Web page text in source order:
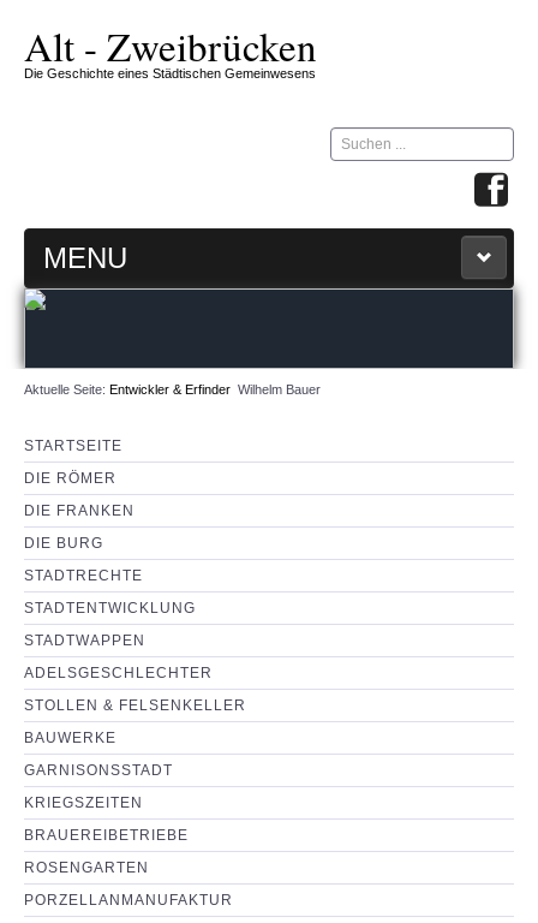
Alt - Zweibrücken
Die Geschichte eines Städtischen Gemeinwesens
Suchen
...
MENU
ZW-ZIRKEL
360 GRAD MAP
IMPRESSUM & KONTAKT
NEUIGKEITEN
PARTNERSEITEN
Aktuelle Seite: Entwickler & Erfinder Wilhelm Bauer
STARTSEITE
DIE RÖMER
DIE FRANKEN
DIE BURG
STADTRECHTE
STADTENTWICKLUNG
STADTWAPPEN
ADELSGESCHLECHTER
STOLLEN & FELSENKELLER
BAUWERKE
GARNISONSSTADT
KRIEGSZEITEN
BRAUEREIBETRIEBE
ROSENGARTEN
PORZELLANMANUFAKTUR